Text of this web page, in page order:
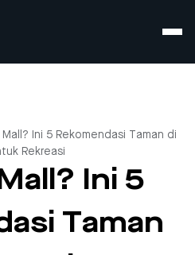
Mall? Ini 5 Rekomendasi Taman di
Rekreasi
Ini 5
Taman